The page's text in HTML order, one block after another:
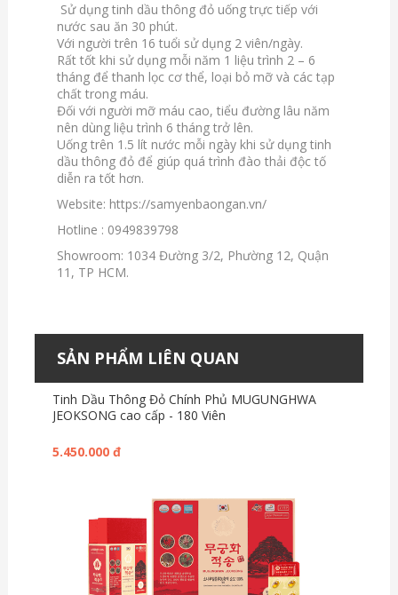
Sử dụng tinh dầu thông đỏ uống trực tiếp với
nước sau ăn 30 phút.
Với người trên 16 tuổi sử dụng 2 viên/ngày.
Rất tốt khi sử dụng mỗi năm 1 liệu trình 2 – 6
tháng để thanh lọc cơ thể, loại bỏ mỡ và các tạp
chất trong máu.
Đối với người mỡ máu cao, tiểu đường lâu năm
nên dùng liệu trình 6 tháng trở lên.
Uống trên 1.5 lít nước mỗi ngày khi sử dụng tinh
dầu thông đỏ để giúp quá trình đào thải độc tố
diễn ra tốt hơn.
Website: https://samyenbaongan.vn/
Hotline : 0949839798
Showroom: 1034 Đường 3/2, Phường 12, Quận
11, TP HCM.
SẢN PHẨM LIÊN QUAN
Tinh Dầu Thông Đỏ Chính Phủ MUGUNGHWA
JEOKSONG cao cấp - 180 Viên
5.450.000 đ